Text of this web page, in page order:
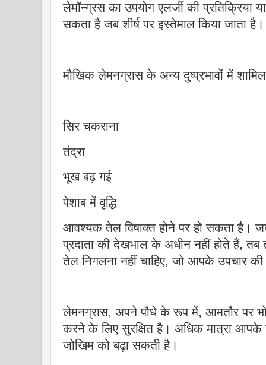
लेमॉन्ग्रस का उपयोग एलर्जी की प्रतिक्रिया
सकता है जब शीर्ष पर इस्तेमाल किया जाता है।
मौखिक लेमनग्रास के अन्य दुष्प्रभावों में
सिर चकराना
तंद्रा
भूख बढ़ गई
पेशाब में वृद्धि
आवश्यक तेल विषाक्त होने पर हो सकता है।
प्रदाता की देखभाल के अधीन नहीं होते हैं,
तेल निगलना नहीं चाहिए, जो आपके उपचार की
लेमनग्रास, अपने पौधे के रूप में, आमतौर पर
करने के लिए सुरक्षित है। अधिक मात्रा
जोखिम को बढ़ा सकती है।